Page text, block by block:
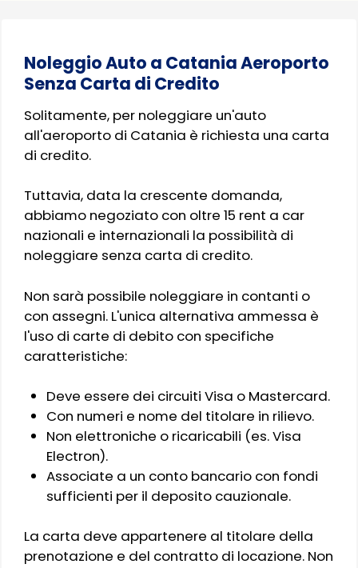
Noleggio Auto a Catania Aeroporto
Senza Carta di Credito
Solitamente, per noleggiare un'auto
all'aeroporto di Catania è richiesta una carta
di credito.
Tuttavia, data la crescente domanda,
abbiamo negoziato con oltre 15 rent a car
nazionali e internazionali la possibilità di
noleggiare senza carta di credito.
Non sarà possibile noleggiare in contanti o
con assegni. L'unica alternativa ammessa è
l'uso di carte di debito con specifiche
caratteristiche:
Deve essere dei circuiti Visa o Mastercard.
Con numeri e nome del titolare in rilievo.
Non elettroniche o ricaricabili (es. Visa
Electron).
Associate a un conto bancario con fondi
sufficienti per il deposito cauzionale.
La carta deve appartenere al titolare della
prenotazione e del contratto di locazione. Non